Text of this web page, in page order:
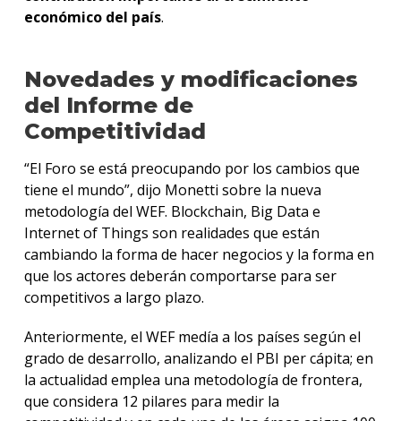
económico del país.
Novedades y modificaciones
del Informe de
Competitividad
“El Foro se está preocupando por los cambios que
tiene el mundo”, dijo Monetti sobre la nueva
metodología del WEF. Blockchain, Big Data e
Internet of Things son realidades que están
cambiando la forma de hacer negocios y la forma en
que los actores deberán comportarse para ser
competitivos a largo plazo.
Anteriormente, el WEF medía a los países según el
grado de desarrollo, analizando el PBI per cápita; en
la actualidad emplea una metodología de frontera,
que considera 12 pilares para medir la